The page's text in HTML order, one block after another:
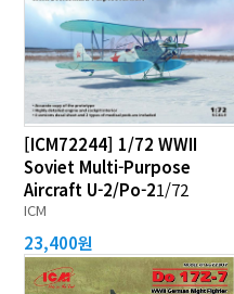
[ICM72244] 1/72 WWII
Soviet Multi-Purpose
Aircraft U-2/Po-21/72
ICM
23,400원